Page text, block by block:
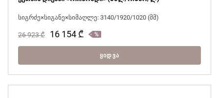
სიგრძე×სიგანე×სიმაღლე: 3140/1920/1020 (მმ)
26 923₾ 16 154 ₾
ᲧᲘᲓᲕᲐ